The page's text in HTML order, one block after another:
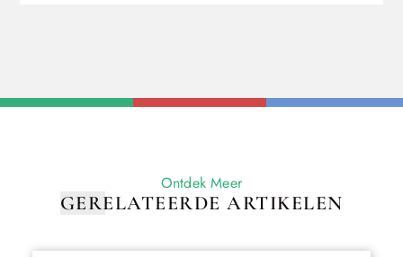
Ontdek Meer
GERELATEERDE ARTIKELEN